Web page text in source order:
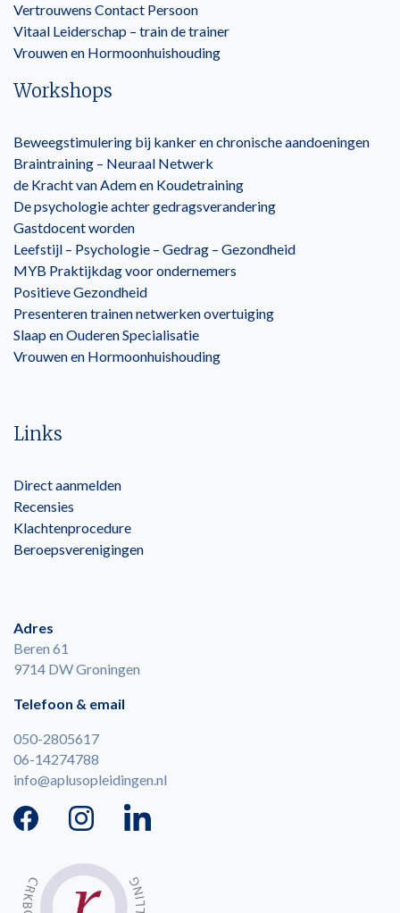
Vertrouwens Contact Persoon
Vitaal Leiderschap – train de trainer
Vrouwen en Hormoonhuishouding
Workshops
Beweegstimulering bij kanker en chronische aandoeningen
Braintraining – Neuraal Netwerk
de Kracht van Adem en Koudetraining
De psychologie achter gedragsverandering
Gastdocent worden
Leefstijl – Psychologie – Gedrag – Gezondheid
MYB Praktijkdag voor ondernemers
Positieve Gezondheid
Presenteren trainen netwerken overtuiging
Slaap en Ouderen Specialisatie
Vrouwen en Hormoonhuishouding
Links
Direct aanmelden
Recensies
Klachtenprocedure
Beroepsverenigingen
Adres
Beren 61
9714 DW Groningen
Telefoon & email
050-2805617
06-14274788
info@aplusopleidingen.nl